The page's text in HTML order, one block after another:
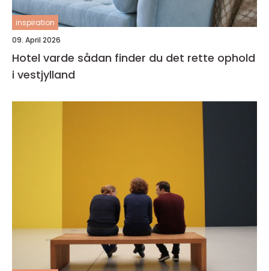
inspiration
09. April 2026
Hotel varde sådan finder du det rette ophold
i vestjylland